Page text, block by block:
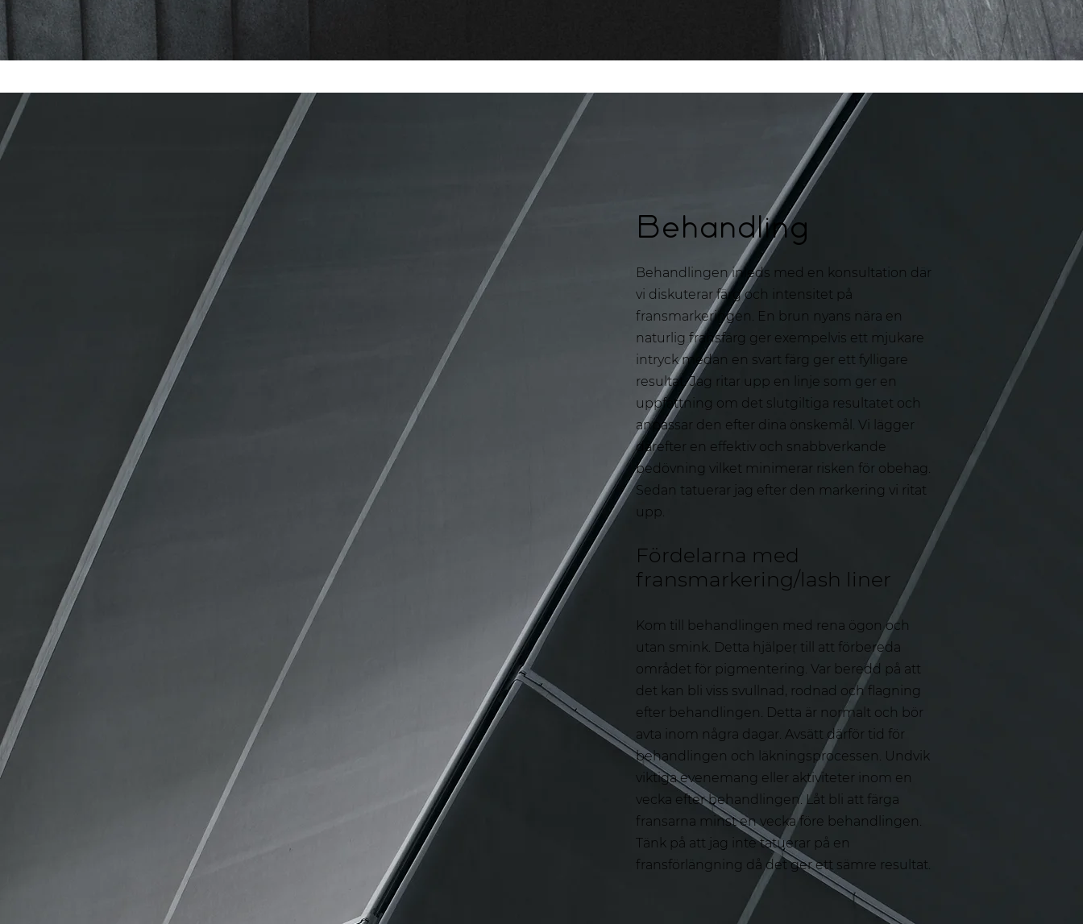
Behandling
Behandlingen inleds med en konsultation där
vi diskuterar färg och intensitet på
fransmarkeringen. En brun nyans nära en
naturlig fransfärg ger exempelvis ett mjukare
intryck medan en svart färg ger ett fylligare
resultat. Jag ritar upp en linje som ger en
uppfattning om det slutgiltiga resultatet och
anpassar den efter dina önskemål. Vi lägger
därefter en effektiv och snabbverkande
bedövning vilket minimerar risken för obehag.
Sedan tatuerar jag efter den markering vi ritat
upp.
Fördelarna med
fransmarkering/lash liner
Kom till behandlingen med rena ögon och
utan smink. Detta hjälper till att förbereda
området för pigmentering. Var beredd på att
det kan bli viss svullnad, rodnad och flagning
efter behandlingen. Detta är normalt och bör
avta inom några dagar. Avsätt därför tid för
behandlingen och läkningsprocessen. Undvik
viktiga evenemang eller aktiviteter inom en
vecka efter behandlingen. Låt bli att färga
fransarna minst en vecka före behandlingen.
Tänk på att jag inte tatuerar på en
fransförlängning då det ger ett sämre resultat.